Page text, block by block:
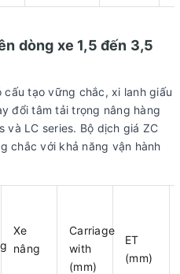
dòng xe 1,5 đến 3,5
cấu tạo vững chắc, xi lanh giấu
đổi tâm tải trọng nâng hàng
và LC series. Bộ dịch giá ZC
chắc với khả năng vận hành
Xe
nâng
Carriage
with
(mm)
ET
(mm)